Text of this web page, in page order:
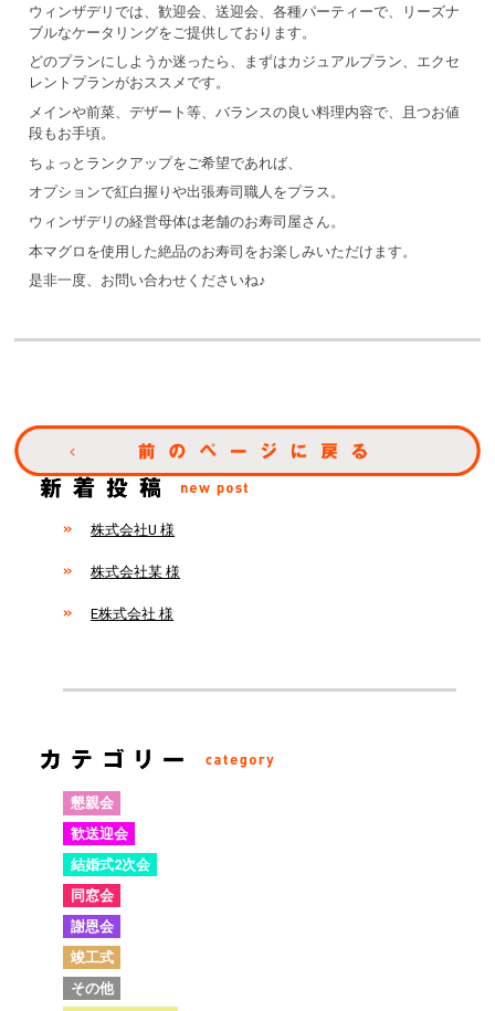
ウィンザデリでは、歓迎会、送迎会、各種パーティーで、リーズナ
ブルなケータリングをご提供しております。
どのプランにしようか迷ったら、まずはカジュアルプラン、エクセ
レントプランがおススメです。
メインや前菜、デザート等、バランスの良い料理内容で、且つお値
段もお手頃。
ちょっとランクアップをご希望であれば、
オプションで紅白握りや出張寿司職人をプラス。
ウィンザデリの経営母体は老舗のお寿司屋さん。
本マグロを使用した絶品のお寿司をお楽しみいただけます。
是非一度、お問い合わせくださいね♪
株式会社U 様
株式会社某 様
E株式会社 様
懇親会
歓送迎会
結婚式2次会
同窓会
謝恩会
竣工式
その他